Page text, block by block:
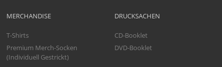
MERCHANDISE
T-Shirts
Premium Merch-Socken
(Individuell Gestrickt)
DRUCKSACHEN
CD-Booklet
DVD-Booklet